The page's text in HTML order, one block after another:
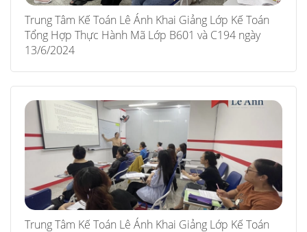
Trung Tâm Kế Toán Lê Ánh Khai Giảng Lớp Kế Toán
Tổng Hợp Thực Hành Mã Lớp B601 và C194 ngày
13/6/2024
Trung Tâm Kế Toán Lê Ánh Khai Giảng Lớp Kế Toán